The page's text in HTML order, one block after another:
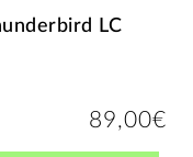
LC
89,00€